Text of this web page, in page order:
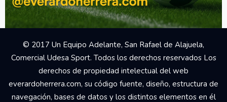
© 2017 Un Equipo Adelante, San Rafael de Alajuela,
Comercial Udesa Sport. Todos los derechos reservados Los
derechos de propiedad intelectual del web
everardoherrera.com, su código fuente, diseño, estructura de
navegación, bases de datos y los distintos elementos en él